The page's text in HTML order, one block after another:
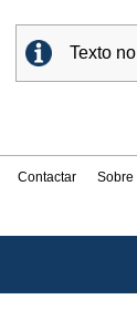
Texto
Contactar Sobre